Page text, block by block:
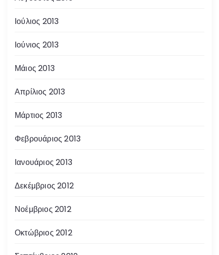
Ιούλιος 2013
Ιούνιος 2013
Μάιος 2013
Απρίλιος 2013
Μάρτιος 2013
Φεβρουάριος 2013
Ιανουάριος 2013
Δεκέμβριος 2012
Νοέμβριος 2012
Οκτώβριος 2012